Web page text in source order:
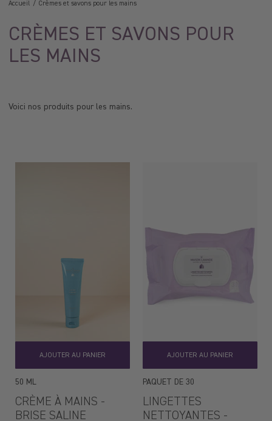
Accueil Crèmes et savons pour les mains
CRÈMES ET SAVONS POUR
LES MAINS
Voici nos produits pour les mains.
AJOUTER AU PANIER
50 ML
CRÈME À MAINS -
BRISE SALINE
AJOUTER AU PANIER
PAQUET DE 30
LINGETTES
NETTOYANTES -